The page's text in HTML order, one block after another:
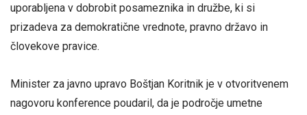
uporabljena v dobrobit posameznika in družbe, ki si
prizadeva za demokratične vrednote, pravno državo in
človekove pravice.
Minister za javno upravo Boštjan Koritnik je v otvoritvenem
nagovoru konference poudaril, da je področje umetne